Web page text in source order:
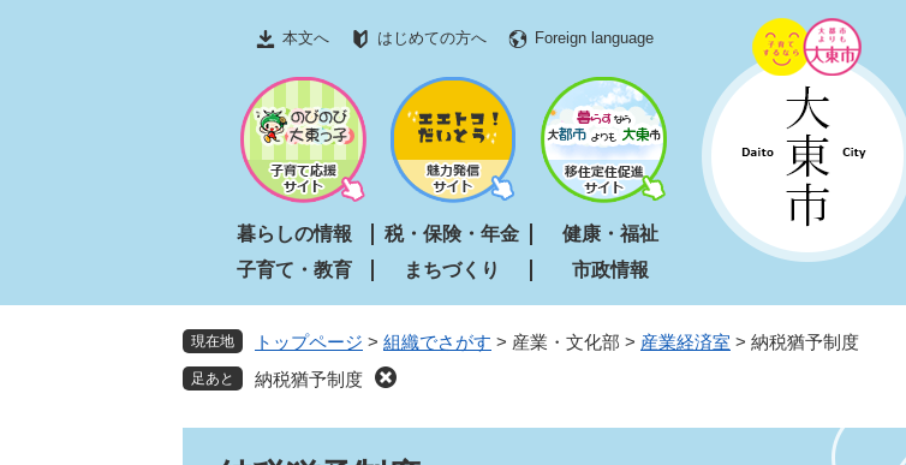
文
本文へ はじめての方へ Foreign language
暮らしの情報 税・保険・年金
健康・福祉
子育て・教育
まちづくり 市政情報
現在地 トップページ > 組織でさがす > 産業・文化部 > 産業経済室 > 納税猶予制度
納税猶予制度